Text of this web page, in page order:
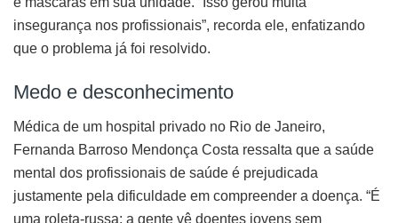
insegurança nos profissionais”, recorda ele, enfatizando
que o problema já foi resolvido.
Medo e desconhecimento
Médica de um hospital privado no Rio de Janeiro,
Fernanda Barroso Mendonça Costa ressalta que a saúde
mental dos profissionais de saúde é prejudicada
justamente pela dificuldade em compreender a doença. “É
uma roleta-russa: a gente vê doentes jovens sem